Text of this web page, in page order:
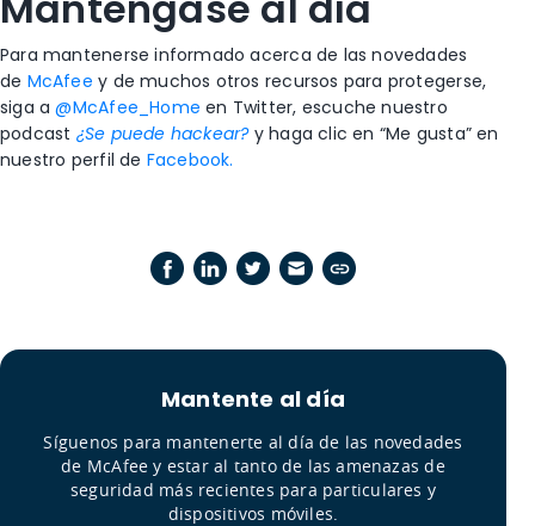
Para mantenerse informado acerca de las novedades
de McAfee y de muchos otros recursos para protegerse,
siga a@McAfee_Homeen Twitter, escuche nuestro
podcast ¿Se puede hackear?y haga clic en “Me gusta” en
nuestro perfil de Facebook.
Mantente al día
Síguenos para mantenerte al día de las novedades
de McAfee y estar al tanto de las amenazas de
seguridad más recientes para particulares y
dispositivos móviles.